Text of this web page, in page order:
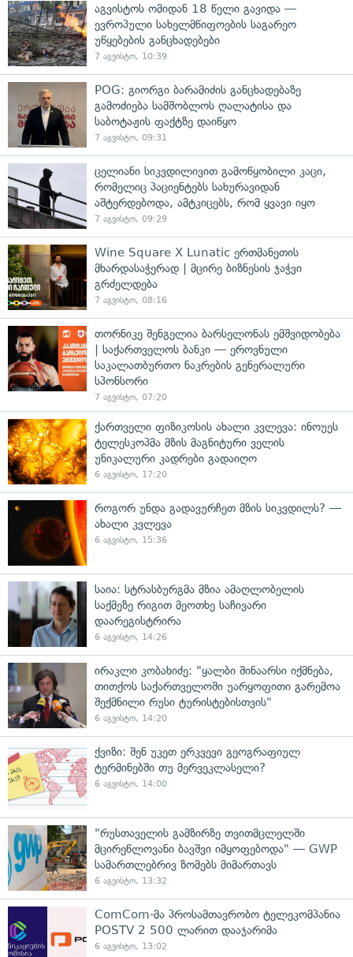
აგვისტოს ომიდან 18 წელი გავიდა —
ევროპული სახელმწიფოების საგარეო
უწყებების განცხადებები
7 აგვისტო, 10:39
POG: გიორგი ბარამიძის განცხადებაზე
გამოძიება სამშობლოს ღალატისა და
საბოტაჟის ფაქტზე დაიწყო
7 აგვისტო, 09:31
ცელიანი სიკვდილივით გამოწყობილი კაცი,
რომელიც პაციენტებს სახურავიდან
აშტერდებოდა, ამტკიცებს, რომ ყვავი იყო
7 აგვისტო, 09:29
Wine Square X Lunatic ერთმანეთის
მხარდასაჭერად | მცირე ბიზნესის ჯაჭვი
გრძელდება
7 აგვისტო, 08:16
თორნიკე შენგელია ბარსელონას ემშვიდობება
| საქართველოს ბანკი — ეროვნული
საკალათბურთო ნაკრების გენერალური
სპონსორი
7 აგვისტო, 07:20
ქართველი ფიზიკოსის ახალი კვლევა: ინოუეს
ტელესკოპმა მზის მაგნიტური ველის
უნიკალური კადრები გადაიღო
6 აგვისტო, 17:20
როგორ უნდა გადავურჩეთ მზის სიკვდილს? —
ახალი კვლევა
6 აგვისტო, 15:36
საია: სტრასბურგმა მზია ამაღლობელის
საქმეზე რიგით მეოთხე საჩივარი
დაარეგისტრირა
6 აგვისტო, 14:26
ირაკლი კობახიძე: "ყალბი შინაარსი იქმნება,
თითქოს საქართველოში უარყოფითი გარემოა
შექმნილი რუსი ტურისტებისთვის"
6 აგვისტო, 14:20
ქვიზი: შენ უკეთ ერკვევი გეოგრაფიულ
ტერმინებში თუ მერვეკლასელი?
6 აგვისტო, 14:00
"რუსთაველის გამზირზე თვითმცლელში
მცირეწლოვანი ბავშვი იმყოფებოდა" — GWP
სამართლებრივ ზომებს მიმართავს
6 აგვისტო, 13:32
ComCom-მა პროსამთავრობო ტელეკომპანია
POSTV 2 500 ლარით დააჯარიმა
6 აგვისტო, 13:02